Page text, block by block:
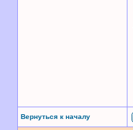
Вернуться к началу